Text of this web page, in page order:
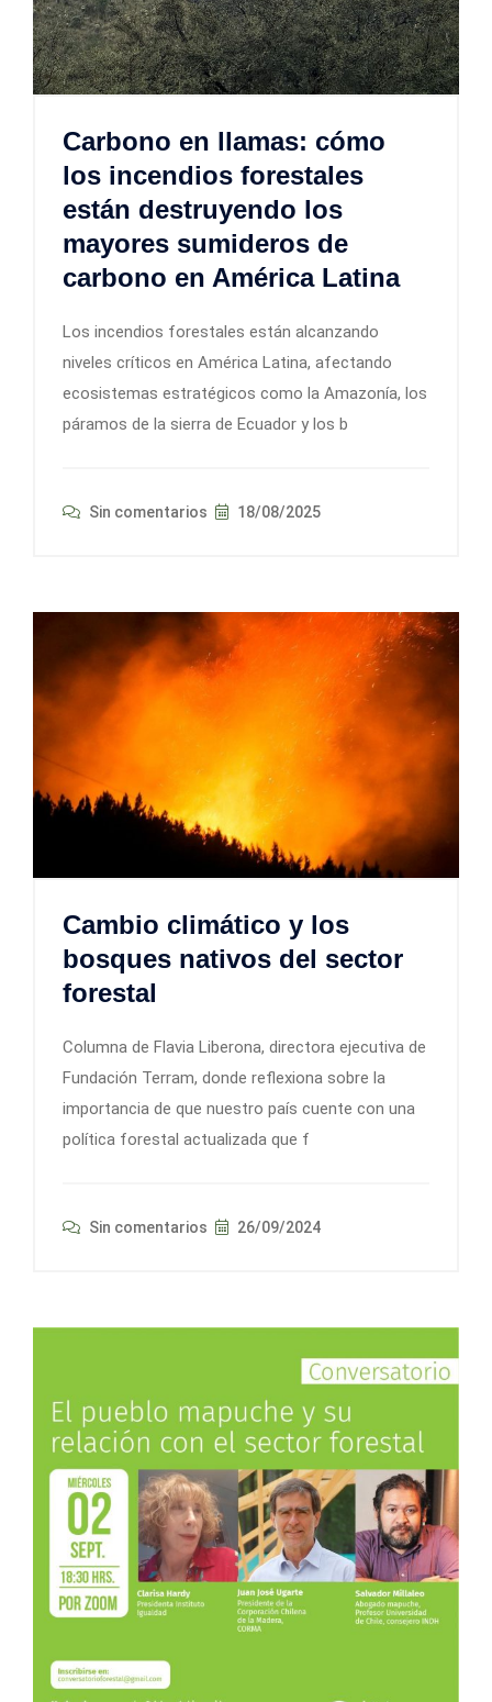
Carbono en llamas: cómo
los incendios forestales
están destruyendo los
mayores sumideros de
carbono en América Latina
Los incendios forestales están alcanzando
niveles críticos en América Latina, afectando
ecosistemas estratégicos como la Amazonía, los
páramos de la sierra de Ecuador y los b
Sin comentarios 18/08/2025
Cambio climático y los
bosques nativos del sector
forestal
Columna de Flavia Liberona, directora ejecutiva de
Fundación Terram, donde reflexiona sobre la
importancia de que nuestro país cuente con una
política forestal actualizada que f
Sin comentarios 26/09/2024